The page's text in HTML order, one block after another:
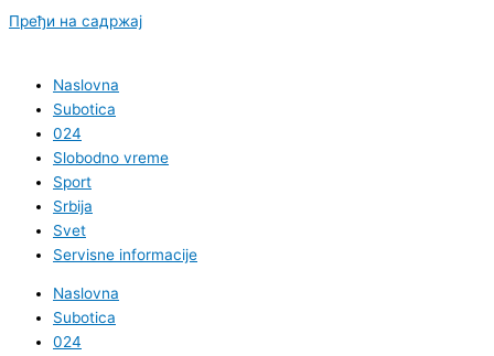
Пређи на садржај
Naslovna
Subotica
024
Slobodno vreme
Sport
Srbija
Svet
Servisne informacije
Naslovna
Subotica
024